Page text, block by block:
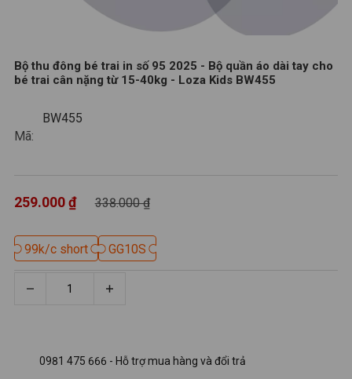
Bộ thu đông bé trai in số 95 2025 - Bộ quần áo dài tay cho
bé trai cân nặng từ 15-40kg - Loza Kids BW455
Mã:
338.000 ₫
259.000 ₫
0981 475 666 - Hỗ trợ mua hàng và đổi trả
BW455
99k/c short
99k/c short GG10S
GG10S